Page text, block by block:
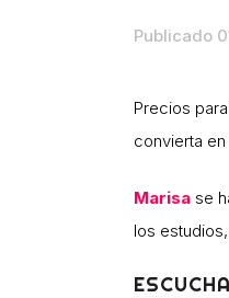
Publicado
Precios
convierta
Marisa se
los